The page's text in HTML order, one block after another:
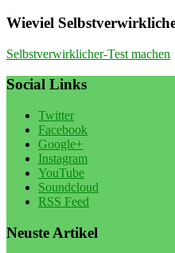
Wieviel
Selbstverwirklicher-Test machen
Social Links
Twitter
Facebook
Google+
Instagram
YouTube
Soundcloud
RSS Feed
Neuste Artikel